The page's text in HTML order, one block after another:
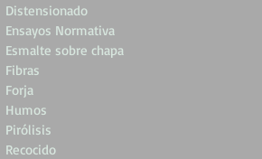
Distensionado
Ensayos Normativa
Esmalte sobre chapa
Fibras
Forja
Humos
Pirólisis
Recocido